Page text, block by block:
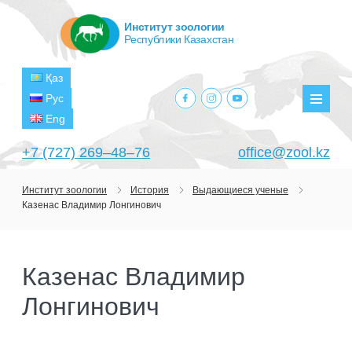
+7 (727) 269‒48‒76 office@zool.kz
Қаз
Рус
Eng
facebook.com
instagram.com
youtube.com
Институт зоологии
Республики Казахстан
ГЛАВНАЯ
ЦЕЛИ И ЗАДАЧИ
РУКОВОДСТВО
ПОДРАЗДЕЛЕНИЯ
ЛАБОРАТОРИИ
ПРОЕКТЫ
Институт зоологии История
Выдающиеся ученые
Казенас Владимир Лонгинович
Казенас Владимир
Лонгинович